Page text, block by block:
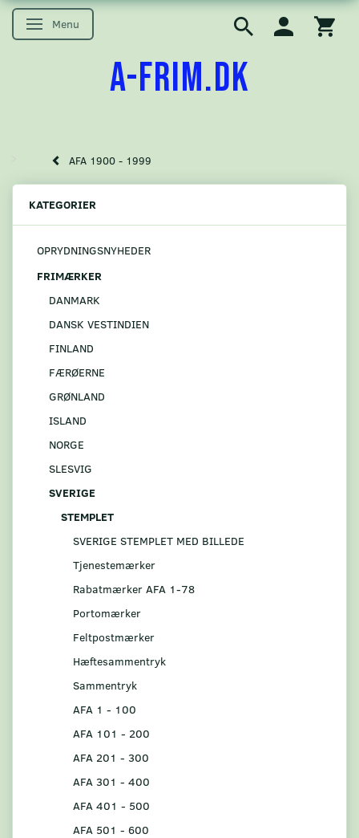
Skifte navigation
Menu
A-FRIM.DK
AFA 1900 - 1999
KATEGORIER
OPRYDNINGSNYHEDER
FRIMÆRKER
DANMARK
DANSK VESTINDIEN
FINLAND
FÆRØERNE
GRØNLAND
ISLAND
NORGE
SLESVIG
SVERIGE
STEMPLET
SVERIGE STEMPLET MED BILLEDE
Tjenestemærker
Rabatmærker AFA 1-78
Portomærker
Feltpostmærker
Hæftesammentryk
Sammentryk
AFA 1 - 100
AFA 101 - 200
AFA 201 - 300
AFA 301 - 400
AFA 401 - 500
AFA 501 - 600